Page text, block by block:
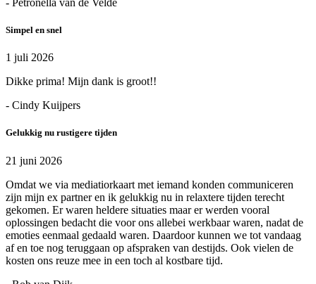
- Petronella van de Velde
Simpel en snel
1 juli 2026
Dikke prima! Mijn dank is groot!!
- Cindy Kuijpers
Gelukkig nu rustigere tijden
21 juni 2026
Omdat we via mediatiorkaart met iemand konden communiceren
zijn mijn ex partner en ik gelukkig nu in relaxtere tijden terecht
gekomen. Er waren heldere situaties maar er werden vooral
oplossingen bedacht die voor ons allebei werkbaar waren, nadat de
emoties eenmaal gedaald waren. Daardoor kunnen we tot vandaag
af en toe nog teruggaan op afspraken van destijds. Ook vielen de
kosten ons reuze mee in een toch al kostbare tijd.